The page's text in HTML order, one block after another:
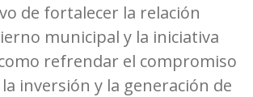
de fortalecer la relación
municipal y la iniciativa
refrendar el compromiso
inversión y la generación de